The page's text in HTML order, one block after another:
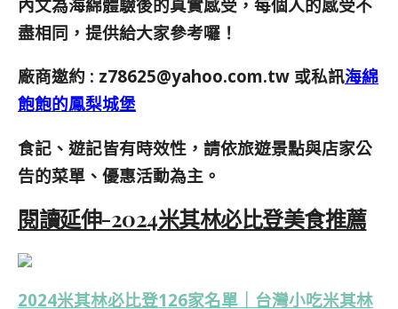
內文為海綿體驗後的真實感受，每個人的感受不
盡相同，提供給大家參考囉！
廠商邀約 : z78625@yahoo.com.tw 或私訊海綿
飽飽的鳳梨城堡
食記、遊記皆有時效性，請依旅遊景點與店家公
告的菜單、優惠活動為主。
閱讀延伸-2024米其林必比登美食推薦
2024米其林必比登126家名單｜台灣小吃米其林